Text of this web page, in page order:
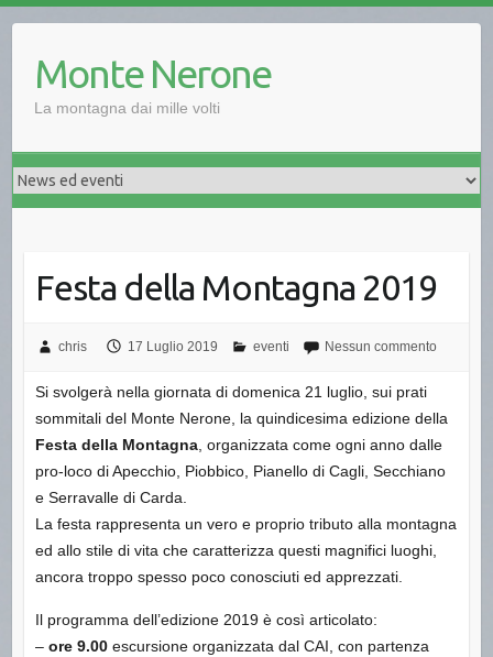
Monte Nerone
La montagna dai mille volti
Festa della Montagna 2019
chris 17 Luglio 2019 eventi Nessun commento
Si svolgerà nella giornata di domenica 21 luglio, sui prati
sommitali del Monte Nerone, la quindicesima edizione della
Festa della Montagna, organizzata come ogni anno dalle
pro-loco di Apecchio, Piobbico, Pianello di Cagli, Secchiano
e Serravalle di Carda.
La festa rappresenta un vero e proprio tributo alla montagna
ed allo stile di vita che caratterizza questi magnifici luoghi,
ancora troppo spesso poco conosciuti ed apprezzati.
Il programma dell’edizione 2019 è così articolato:
– ore 9.00escursione organizzata dal CAI, con partenza